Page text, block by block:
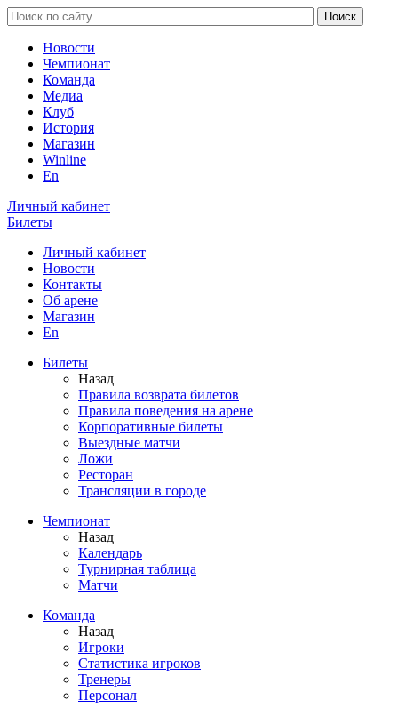
Новости
Чемпионат
Команда
Медиа
Клуб
История
Магазин
Winline
En
Личный кабинет
Билеты
Личный кабинет
Новости
Контакты
Об арене
Магазин
En
Билеты
Назад
Правила возврата билетов
Правила поведения на арене
Корпоративные билеты
Выездные матчи
Ложи
Ресторан
Трансляции в городе
Чемпионат
Назад
Календарь
Турнирная таблица
Матчи
Команда
Назад
Игроки
Статистика игроков
Тренеры
Персонал